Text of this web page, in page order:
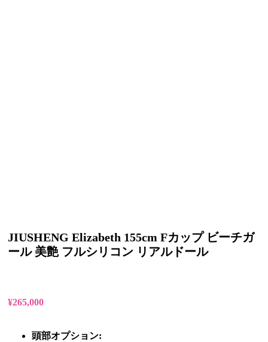
JIUSHENG Elizabeth 155cm Fカップ ビーチガ
ール 美艶 フルシリコン リアルドール
¥265,000
頭部オプション: